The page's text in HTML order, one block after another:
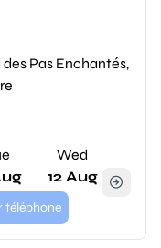
Pas Enchantés,
Wed
12 Aug
téléphone